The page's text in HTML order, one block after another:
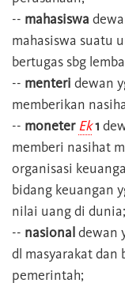
-- mahasiswa
mahasiswa suatu
bertugas sbg
-- menteri dewan
memberikan
-- moneter Ek1
memberi nasihat
organisasi
bidang keuangan
nilai uang di dunia;
-- nasionaldewan
dl masyarakat dan
pemerintah;